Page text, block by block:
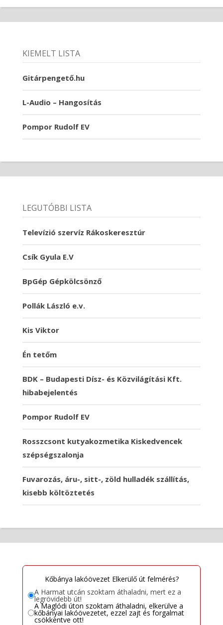
KIEMELT LISTA
Gitárpengető.hu
L-Audio – Hangosítás
Pompor Rudolf EV
LEGUTÓBBI LISTA
Televízió szervíz Rákoskeresztúr
Csík Gyula E.V
BpGép Gépkölcsönző
Pollák László e.v.
Kis Viktor
Én tetőm
BDK – Budapesti Dísz- és Közvilágítási Kft.
hibabejelentés
Pompor Rudolf EV
Rosszcsont kutyakozmetika Kiskedvencek
szépségszalonja
Fuvarozás, áru-, sitt-, zöld hulladék szállítás,
kisebb költöztetés
Kőbánya lakóövezet Elkerülő út felmérés?
A Harmat utcán szoktam áthaladni, mert ez a
legrövidebb út!
A Maglódi úton szoktam áthaladni, elkerülve a
kőbányai lakóövezetet, ezzel zajt és forgalmat
csökkentve ott!